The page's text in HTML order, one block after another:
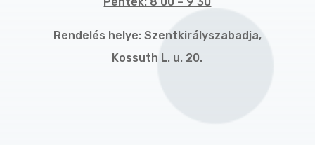
Rendelés helye: Szentkirályszabadja,
Kossuth L. u. 20.